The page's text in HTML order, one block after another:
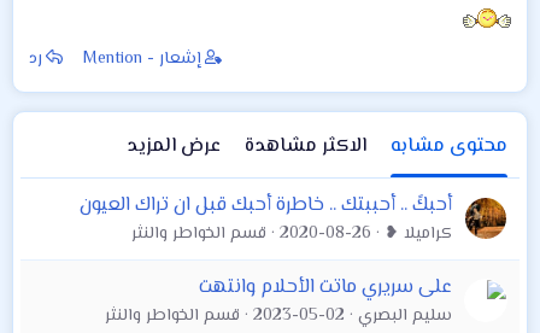
إشعار - Mention رد
محتوى مشابه الاكثر مشاهدة
عرض المزيد
أحبكً .. أحببتك .. خاطرة أحبك قبل ان تراك العيون
كراميلا ❥ 2020-08-26 قسم الخواطر والنثر
على سريري ماتت الأحلام وانتهت
سليم البصري 2023-05-02 قسم الخواطر والنثر